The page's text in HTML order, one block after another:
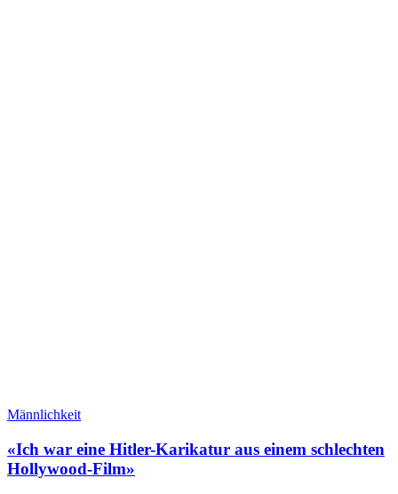
Männlichkeit
«Ich war eine Hitler-Karikatur aus einem schlechten
Hollywood-Film»